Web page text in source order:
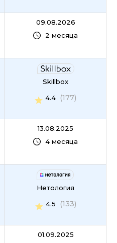
09.08.2026
2 месяца
Skillbox
4.4
(177)
13.08.2025
4 месяца
Нетология
4.5
(133)
01.09.2025